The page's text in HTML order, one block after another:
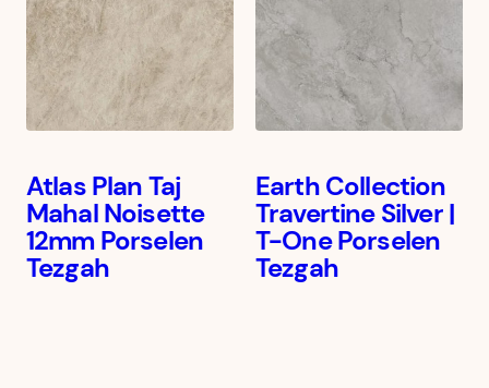
Atlas Plan Taj
Mahal Noisette
12mm Porselen
Tezgah
Earth Collection
Travertine Silver |
T-One Porselen
Tezgah